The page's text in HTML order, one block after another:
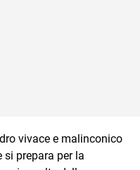
vivace e malinconico
prepara per la